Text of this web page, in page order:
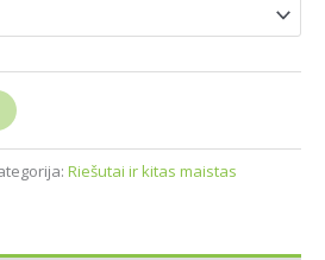
Riešutai ir kitas maistas